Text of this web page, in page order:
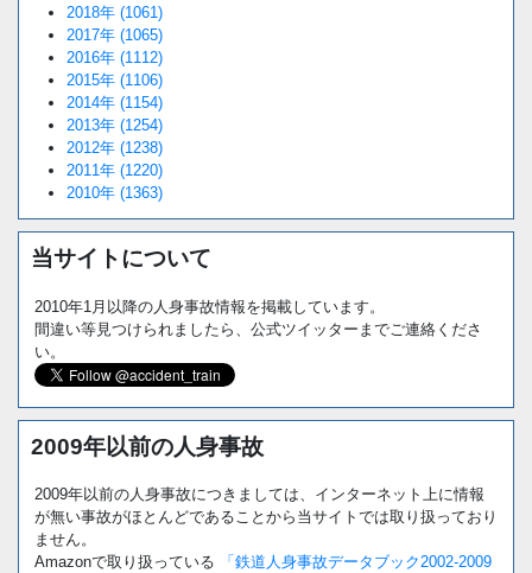
2018年 (1061)
2017年 (1065)
2016年 (1112)
2015年 (1106)
2014年 (1154)
2013年 (1254)
2012年 (1238)
2011年 (1220)
2010年 (1363)
当サイトについて
2010年1月以降の人身事故情報を掲載しています。
間違い等見つけられましたら、公式ツイッターまでご連絡くださ
い。
2009年以前の人身事故
2009年以前の人身事故につきましては、インターネット上に情報
が無い事故がほとんどであることから当サイトでは取り扱っており
ません。
Amazonで取り扱っている
「鉄道人身事故データブック2002-2009